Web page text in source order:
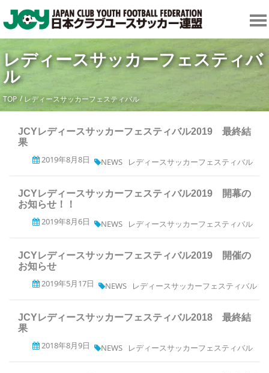
レディースサッカーフェスティバ
ル
TOP レディースサッカーフェスティバル
JCYレディースサッカーフェスティバル2019 最終結
果
2019年8月8日 NEWS レディースサッカーフェスティバル
JCYレディースサッカーフェスティバル2019 開幕の
お知らせ！！
2019年8月6日 NEWS レディースサッカーフェスティバル
JCYレディースサッカーフェスティバル2019 開催の
お知らせ
2019年5月17日 NEWS レディースサッカーフェスティバル
JCYレディースサッカーフェスティバル2018 最終結
果
2018年8月9日 NEWS レディースサッカーフェスティバル